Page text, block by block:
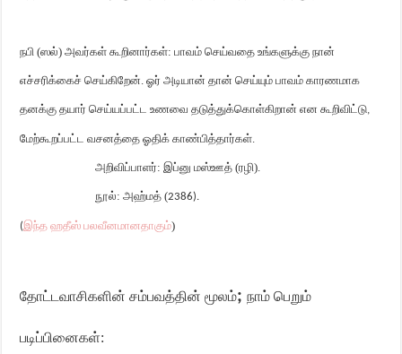
நபி (ஸல்) அவர்கள் கூறினார்கள்: பாவம் செய்வதை உங்களுக்கு நான்
எச்சரிக்கைச் செய்கிறேன். ஓர் அடியான் தான் செய்யும் பாவம் காரணமாக
தனக்கு தயார் செய்யப்பட்ட உணவை தடுத்துக்கொள்கிறான் என கூறிவிட்டு,
மேற்கூறப்பட்ட வசனத்தை ஓதிக் காண்பித்தார்கள்.
அறிவிப்பாளர்: இப்னு மஸ்ஊத் (ரழி).
நூல்: அஹ்மத் (2386).
(இந்த ஹதீஸ் பலவீனமானதாகும்)
தோட்டவாசிகளின் சம்பவத்தின் மூலம்;நாம் பெறும்
படிப்பினைகள்: